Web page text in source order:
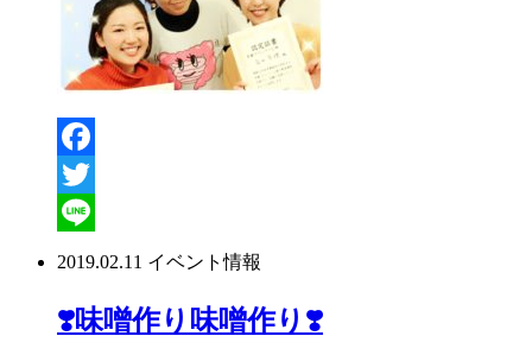
Facebook
Twitter
2019.02.11 イベント情報
❣️味噌作り味噌作り❣️